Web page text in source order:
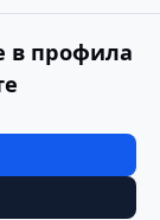
в профила